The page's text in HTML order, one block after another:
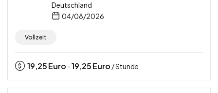
Deutschland
04/08/2026
Vollzeit
19,25Euro -19,25Euro / Stunde